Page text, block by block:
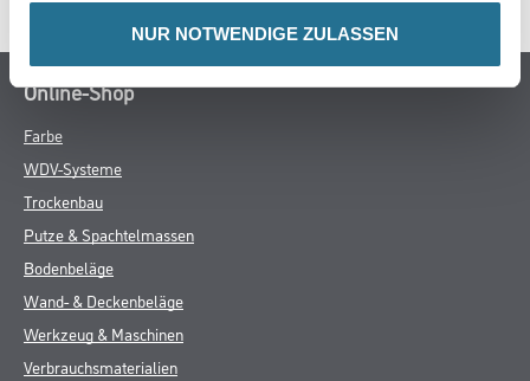
NUR NOTWENDIGE ZULASSEN
Online-Shop
Farbe
WDV-Systeme
Trockenbau
Putze & Spachtelmassen
Bodenbeläge
Wand- & Deckenbeläge
Werkzeug & Maschinen
Verbrauchsmaterialien